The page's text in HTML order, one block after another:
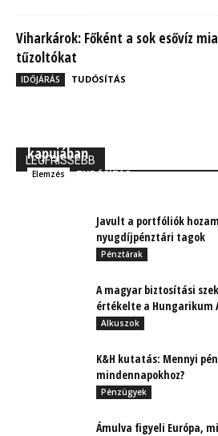
Viharkárok: Főként a sok esővíz
tűzoltókat
IDŐJÁRÁS TUDÓSÍTÁS
LEGFRISSEBB
kapujában
Elemzés TUDÓSÍTÁS
Javult a portfóliók
nyugdíjpénztári tagok
Pénztárak
A magyar biztosítási
értékelte a Hungarikum
Alkuszok
K&H kutatás: Mennyi
mindennapokhoz?
Pénzügyek
Ámulva figyeli Európa,